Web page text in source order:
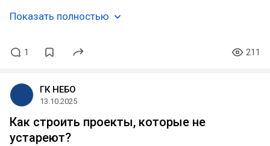
Показать полностью
1 211
ГК НЕБО
13.10.2025
Как строить проекты, которые не
устареют?